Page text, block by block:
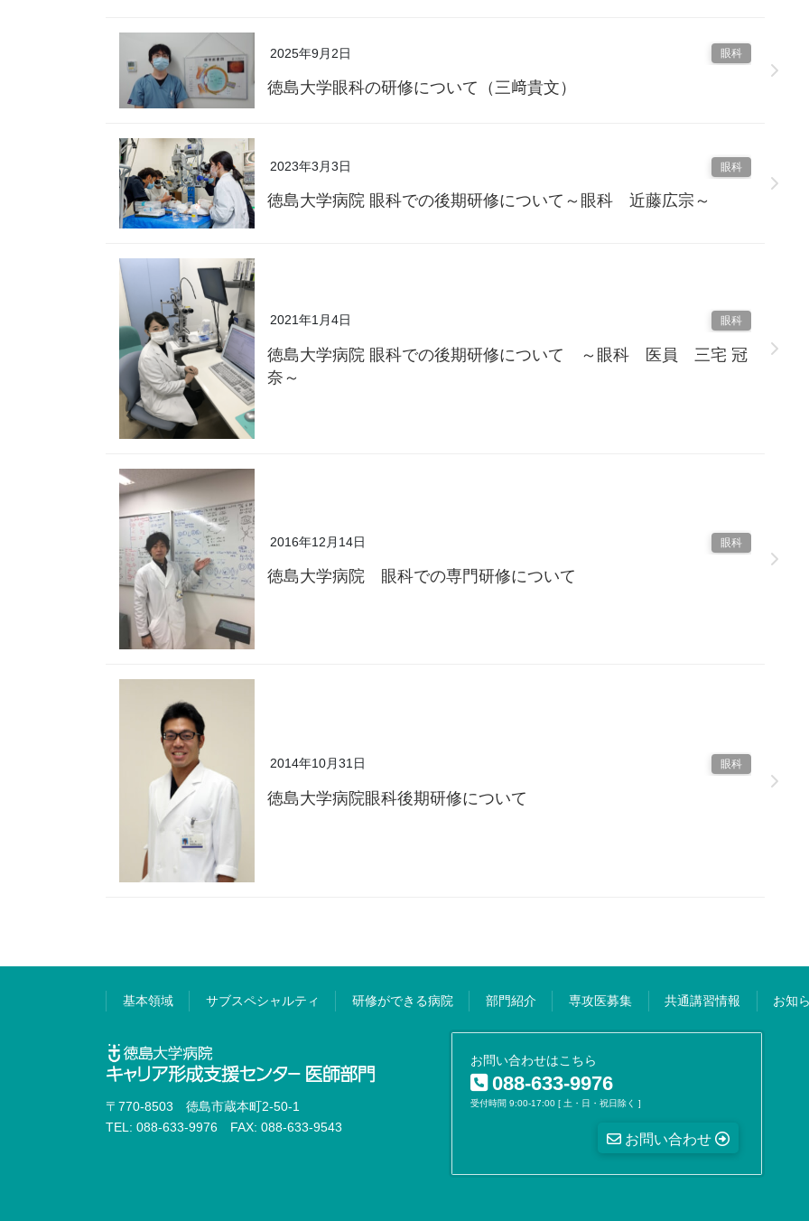
2025年9月2日 眼科
徳島大学眼科の研修について（三﨑貴文）
2023年3月3日 眼科
徳島大学病院 眼科での後期研修について～眼科 近藤広宗～
2021年1月4日 眼科
徳島大学病院 眼科での後期研修について ～眼科 医員 三宅 冠
奈～
2016年12月14日 眼科
徳島大学病院 眼科での専門研修について
2014年10月31日 眼科
徳島大学病院眼科後期研修について
基本領域 サブスペシャルティ 研修ができる病院 部門紹介 専攻医募集 共通講習情報 お知
〒770-8503 徳島市蔵本町2-50-1
TEL: 088-633-9976 FAX: 088-633-9543
お問い合わせはこちら
088-633-9976
受付時間 9:00-17:00 [ 土・日・祝日除く ]
お問い合わせ